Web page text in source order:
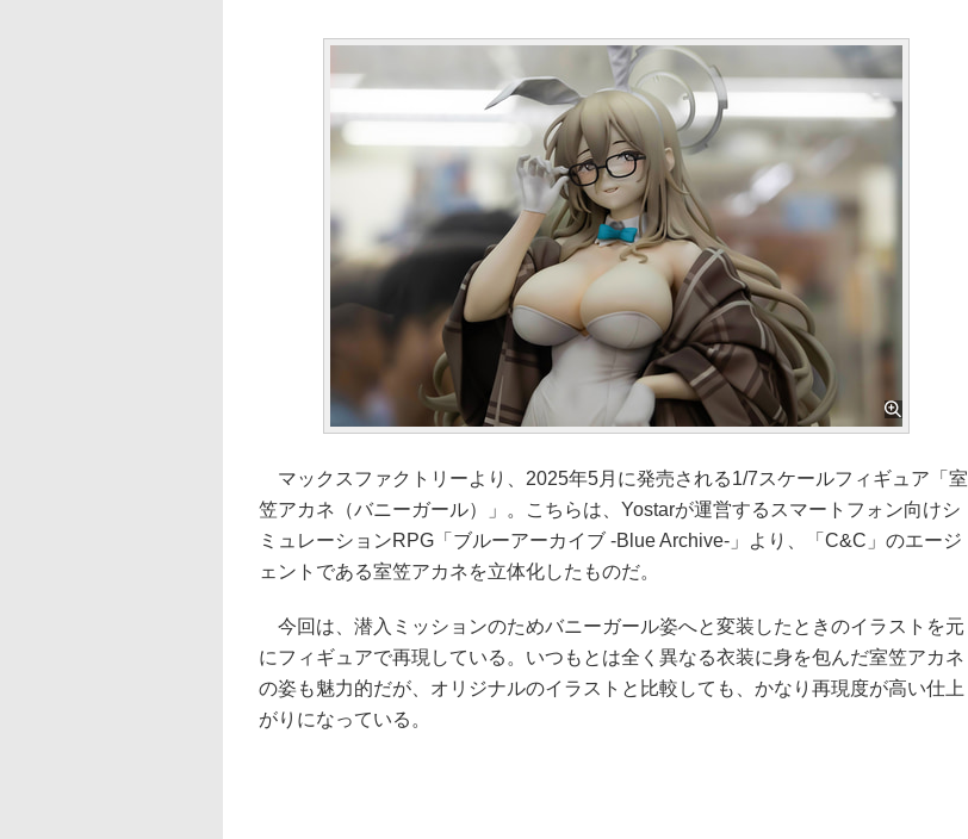
マックスファクトリーより、2025年5月に発売される1/7スケールフィギュア「室
笠アカネ（バニーガール）」。こちらは、Yostarが運営するスマートフォン向けシ
ミュレーションRPG「ブルーアーカイブ -Blue Archive-」より、「C&C」のエージ
ェントである室笠アカネを立体化したものだ。
今回は、潜入ミッションのためバニーガール姿へと変装したときのイラストを元
にフィギュアで再現している。いつもとは全く異なる衣装に身を包んだ室笠アカネ
の姿も魅力的だが、オリジナルのイラストと比較しても、かなり再現度が高い仕上
がりになっている。